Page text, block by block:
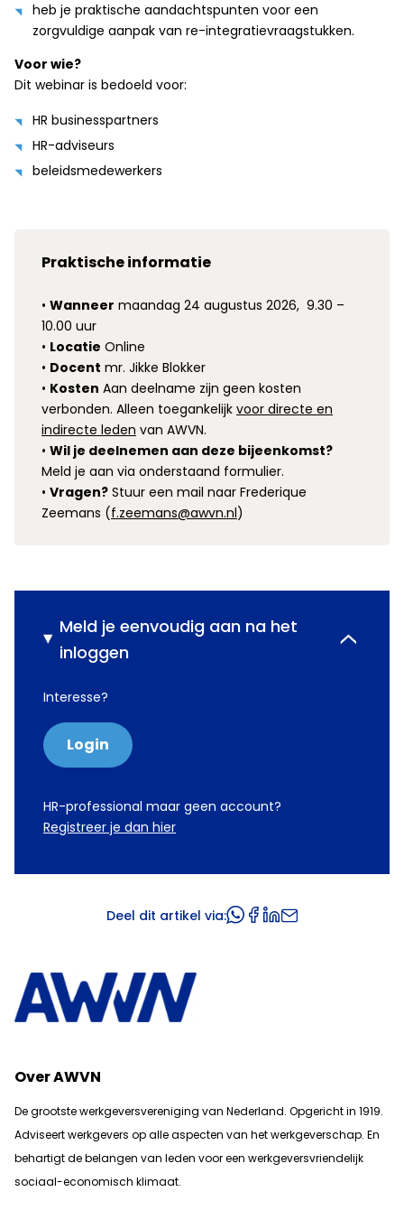
heb je praktische aandachtspunten voor een
zorgvuldige aanpak van re-integratievraagstukken.
Voor wie?
Dit webinar is bedoeld voor:
HR businesspartners
HR-adviseurs
beleidsmedewerkers
Praktische informatie
• Wanneer maandag 24 augustus 2026, 9.30 –
10.00 uur
• Locatie Online
• Docent mr. Jikke Blokker
• Kosten Aan deelname zijn geen kosten
verbonden. Alleen toegankelijk voor directe en
indirecte leden van AWVN.
• Wil je deelnemen aan deze bijeenkomst?
Meld je aan via onderstaand formulier.
• Vragen? Stuur een mail naar Frederique
Zeemans (f.zeemans@awvn.nl)
Meld je eenvoudig aan na het
inloggen
Interesse?
Login
HR-professional maar geen account?
Registreer je dan hier
Deel dit artikel via:
Over AWVN
De grootste werkgeversvereniging van Nederland. Opgericht in 1919.
Adviseert werkgevers op alle aspecten van het werkgeverschap. En
behartigt de belangen van leden voor een werkgeversvriendelijk
sociaal-economisch klimaat.